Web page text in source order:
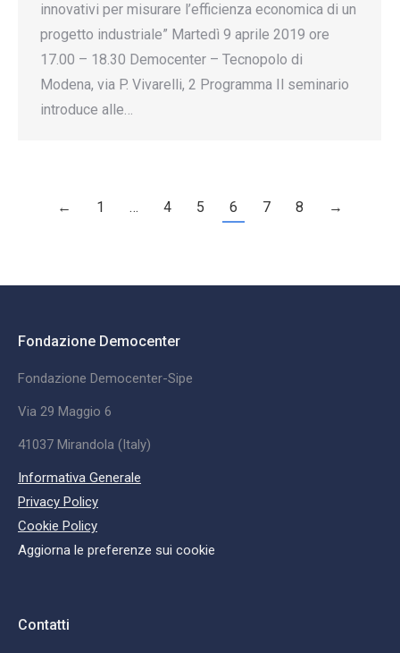
innovativi per misurare l’efficienza economica di un
progetto industriale” Martedì 9 aprile 2019 ore
17.00 – 18.30 Democenter – Tecnopolo di
Modena, via P. Vivarelli, 2 Programma Il seminario
introduce alle…
← 1 … 4 5 6 7 8 →
Fondazione Democenter
Fondazione Democenter-Sipe
Via 29 Maggio 6
41037 Mirandola (Italy)
Informativa Generale
Privacy Policy
Cookie Policy
Aggiorna le preferenze sui cookie
Contatti